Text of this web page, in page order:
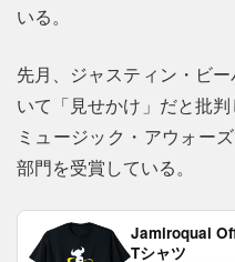
いる。
先月、ジャスティン・ビ
いて「見せかけ」だと批
ミュージック・アウォー
部門を受賞している。
Jamiroquai
Tシャツ